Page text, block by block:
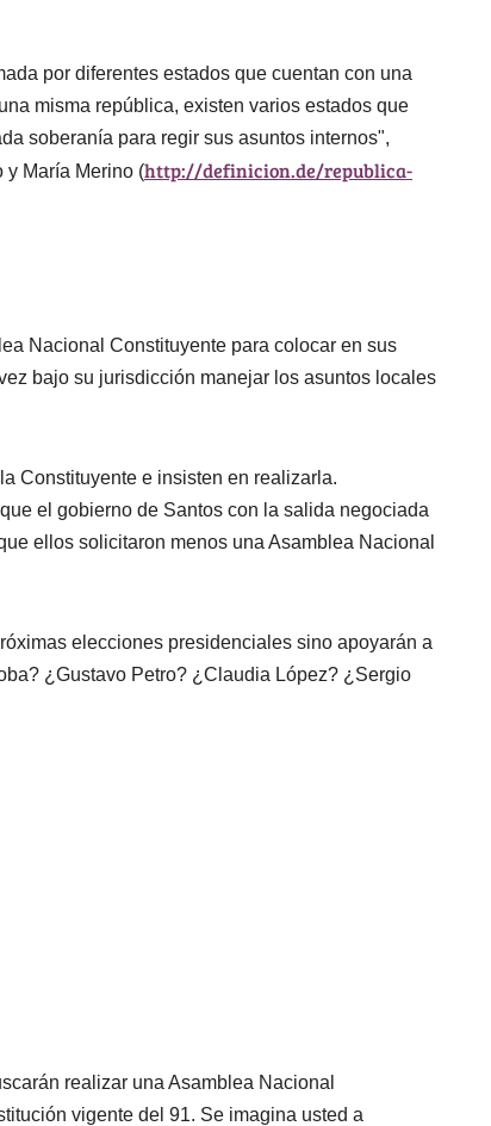
por diferentes estados que cuentan con una
misma república, existen varios estados que
soberanía para regir sus asuntos internos",
y María Merino (http://definicion.de/republica-
Nacional Constituyente para colocar en sus
bajo su jurisdicción manejar los asuntos locales
Constituyente e insisten en realizarla.
el gobierno de Santos con la salida negociada
ellos solicitaron menos una Asamblea Nacional
elecciones presidenciales sino apoyarán a
¿Gustavo Petro? ¿Claudia López? ¿Sergio
realizar una Asamblea Nacional
vigente del 91. Se imagina usted a